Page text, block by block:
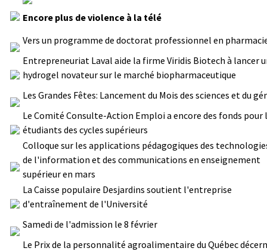
Encore plus de violence à la télé
Vers un programme de doctorat professionnel en
Entrepreneuriat Laval aide la firme Viridis Biotech à lancer
hydrogel novateur sur le marché biopharmaceutique
Les Grandes Fêtes: Lancement du Mois des sciences et du
Le Comité Consulte-Action Emploi a encore des fonds pour
étudiants des cycles supérieurs
Colloque sur les applications pédagogiques des
de l'information et des communications en enseignement
supérieur en mars
La Caisse populaire Desjardins soutient l'entreprise
d'entraînement de l'Université
Samedi de l'admission le 8 février
Le Prix de la personnalité agroalimentaire du Québec